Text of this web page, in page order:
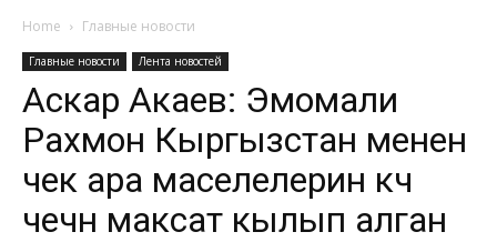
Home Главные новости
Главные новости Лента новостей
Аскар Акаев: Эмомали
Рахмон Кыргызстан менен
чек ара маселелерин күч
чечүүнү максат кылып алган